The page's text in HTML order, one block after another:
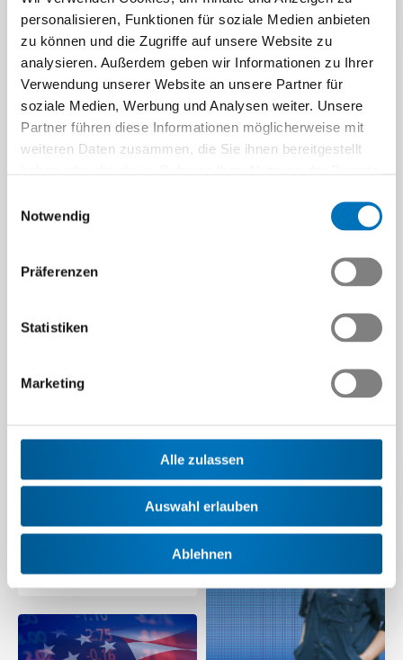
personalisieren, Funktionen für soziale Medien anbieten
zu können und die Zugriffe auf unsere Website zu
analysieren. Außerdem geben wir Informationen zu Ihrer
Verwendung unserer Website an unsere Partner für
soziale Medien, Werbung und Analysen weiter. Unsere
Partner führen diese Informationen möglicherweise mit
weiteren Daten zusammen, die Sie ihnen bereitgestellt
Notwendig
Präferenzen
Statistiken
Marketing
Alle zulassen
Auswahl erlauben
Ablehnen
seit 2026
Mittelmeerraum neue
Ursprungsregeln.
Für exportierende…
Beitrag | 27.04.2026
Pragmatismus - was in
harten weltpolitischen
Regionalisierung nehmen zu.
Für die Schweizer Tech-
Beitrag | 27.04.2026
Neue Kampagne zum
In einer neuen Kampagne
zeigt Swissmem auf, welche
Freihandelsabkommen mit
Beitrag | 24.04.2026